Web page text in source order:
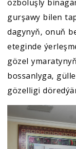
özboluşly
gurşawy bilen
dagynyň, onuň
eteginde
gözel
bossanlyga,
gözelligi